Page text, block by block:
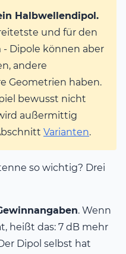
Halbwellendipol.
und für den
Dipole können aber
andere
Geometrien haben.
bewusst nicht
außermittig
Varianten.
so wichtig? Drei
. Wenn
heißt das: 7 dB mehr
Dipol selbst hat